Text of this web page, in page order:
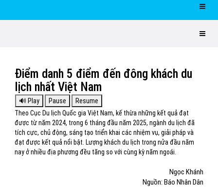
Điểm danh 5 điểm đến đông khách du
lịch nhất Việt Nam
Theo Cục Du lịch Quốc gia Việt Nam, kế thừa những kết quả đạt
được từ năm 2024, trong 6 tháng đầu năm 2025, ngành du lịch đã
tích cực, chủ động, sáng tạo triển khai các nhiệm vụ, giải pháp và
đạt được kết quả nổi bật. Lượng khách du lịch trong nửa đầu năm
nay ở nhiều địa phương đều tăng so với cùng kỳ năm ngoái.
Ngọc Khánh
Nguồn: Báo Nhân Dân